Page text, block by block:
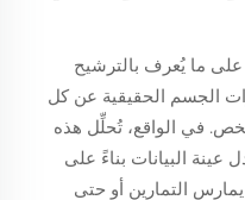
تحتوي أفضل أجهزة استشعار SpO2 على ما يُعرف بالترشيح
الجسم الحقيقية عن كل
في الواقع، تُحلِّل هذه
عينة البيانات بناءً على
التمارين أو حتى